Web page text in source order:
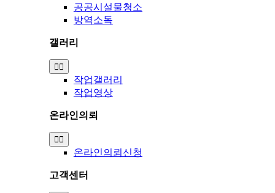
공공시설물청소
방역소독
갤러리
Toggle
Navigation
작업갤러리
작업영상
온라인의뢰
Toggle
Navigation
온라인의뢰신청
고객센터